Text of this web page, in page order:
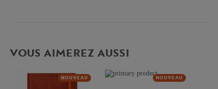
VOUS AIMEREZ AUSSI
NOUVEAU NOUVEAU